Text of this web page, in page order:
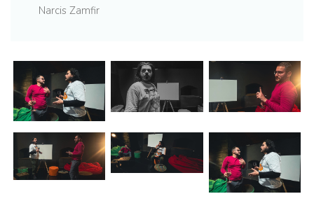
Narcis Zamfir